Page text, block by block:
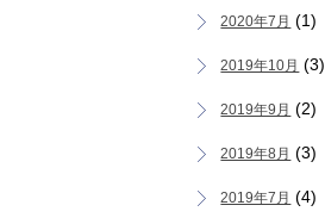
2020年7月 (1)
2019年10月 (3)
2019年9月 (2)
2019年8月 (3)
2019年7月 (4)